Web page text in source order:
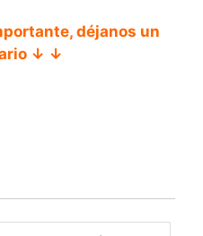
déjanos un
↓ ↓